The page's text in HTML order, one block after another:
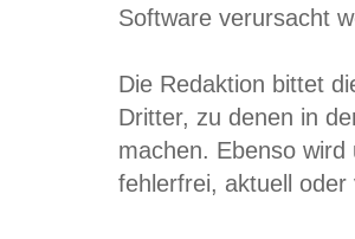
Software verursacht
Die Redaktion bittet
Dritter, zu denen in
machen. Ebenso
fehlerfrei, aktuell oder